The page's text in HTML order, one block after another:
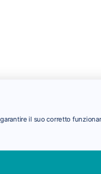
il suo corretto